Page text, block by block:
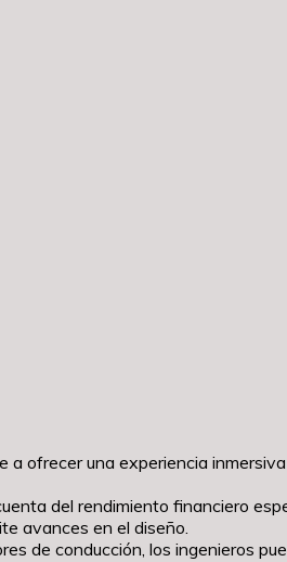
ofrecer una experiencia
del rendimiento financiero
avances en el diseño.
de conducción, los ingenieros